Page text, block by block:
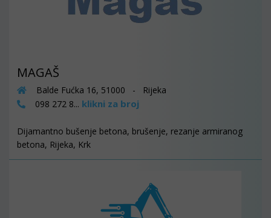
MAGAŠ
Balde Fućka 16, 51000 - Rijeka
098 272 8... klikni za broj
Dijamantno bušenje betona, brušenje, rezanje armiranog
betona, Rijeka, Krk